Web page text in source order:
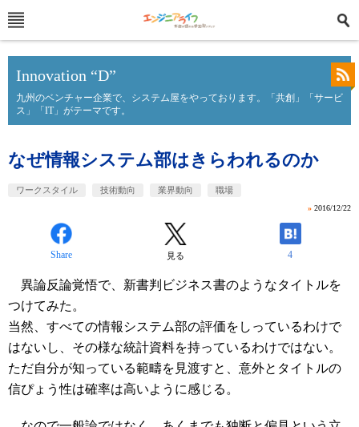
Innovation “D”
九州のベンチャー企業で、システム屋をやっております。「共創」「サービ
ス」「IT」がテーマです。
なぜ情報システム部はきらわれるのか
ワークスタイル 技術動向 業界動向 職場
» 2016/12/22
Share 見る 4
異論反論覚悟で、新書判ビジネス書のようなタイトルを
つけてみた。
当然、すべての情報システム部の評価をしっているわけで
はないし、その様な統計資料を持っているわけではない。
ただ自分が知っている範疇を見渡すと、意外とタイトルの
信ぴょう性は確率は高いように感じる。